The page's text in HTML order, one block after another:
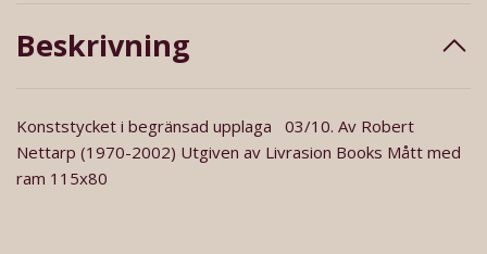
Beskrivning
Konststycket i begränsad upplaga 03/10. Av Robert
Nettarp (1970-2002) Utgiven av Livrasion Books Mått med
ram 115x80